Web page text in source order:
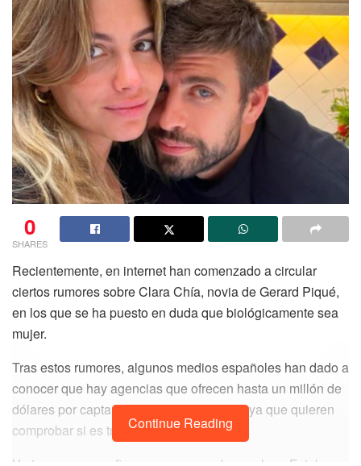
0
SHARES
Recientemente, en internet han comenzado a circular
ciertos rumores sobre Clara Chía, novia de Gerard Piqué,
en los que se ha puesto en duda que biológicamente sea
mujer.
Tras estos rumores, algunos medios españoles han dado a
conocer que hay agencias que ofrecen hasta un millón de
dólares por captar a Clara Chía en bikini, ya que quieren
comprobar si es transgénero o no.
Continue Reading